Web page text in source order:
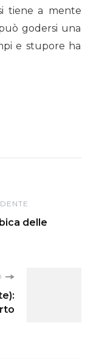
tiene a mente
godersi una
e stupore ha
delle